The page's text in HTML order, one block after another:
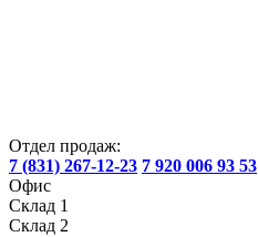
Отдел продаж:
7 (831) 267-12-23 7 920 006 93 53
Офис
Склад 1
Склад 2